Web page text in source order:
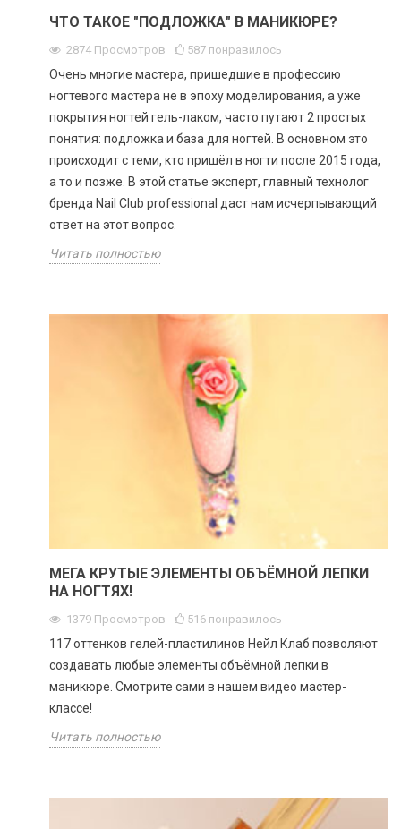
ЧТО ТАКОЕ "ПОДЛОЖКА" В МАНИКЮРЕ?
2874 Просмотров 587 понравилось
Очень многие мастера, пришедшие в профессию
ногтевого мастера не в эпоху моделирования, а уже
покрытия ногтей гель-лаком, часто путают 2 простых
понятия: подложка и база для ногтей. В основном это
происходит с теми, кто пришёл в ногти после 2015 года,
а то и позже. В этой статье эксперт, главный технолог
бренда Nail Club professional даст нам исчерпывающий
ответ на этот вопрос.
Читать полностью
МЕГА КРУТЫЕ ЭЛЕМЕНТЫ ОБЪЁМНОЙ ЛЕПКИ
НА НОГТЯХ!
1379 Просмотров 516 понравилось
117 оттенков гелей-пластилинов Нейл Клаб позволяют
создавать любые элементы объёмной лепки в
маникюре. Смотрите сами в нашем видео мастер-
классе!
Читать полностью